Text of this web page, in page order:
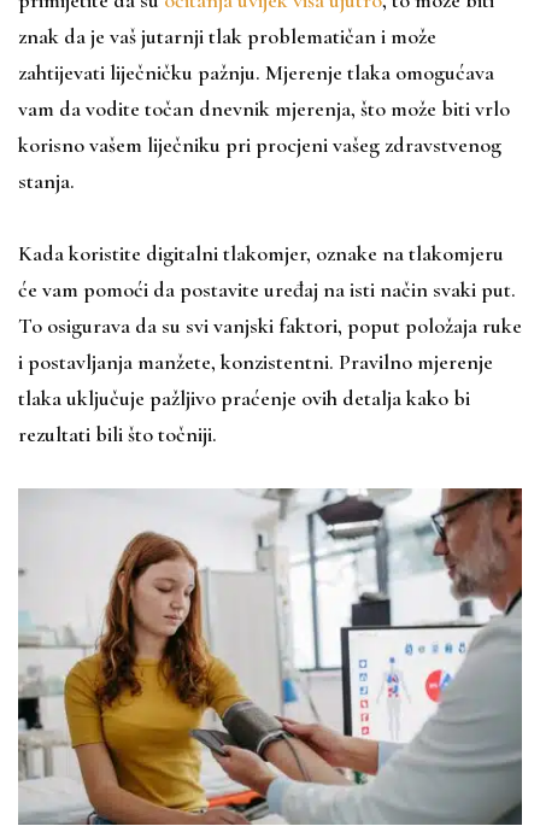
znak da je vaš jutarnji tlak problematičan i može
zahtijevati liječničku pažnju. Mjerenje tlaka omogućava
vam da vodite točan dnevnik mjerenja, što može biti vrlo
korisno vašem liječniku pri procjeni vašeg zdravstvenog
stanja.
Kada koristite digitalni tlakomjer, oznake na tlakomjeru
će vam pomoći da postavite uređaj na isti način svaki put.
To osigurava da su svi vanjski faktori, poput položaja ruke
i postavljanja manžete, konzistentni. Pravilno mjerenje
tlaka uključuje pažljivo praćenje ovih detalja kako bi
rezultati bili što točniji.